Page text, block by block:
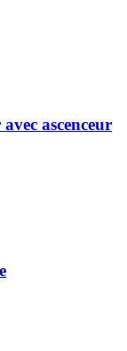
ascenceur